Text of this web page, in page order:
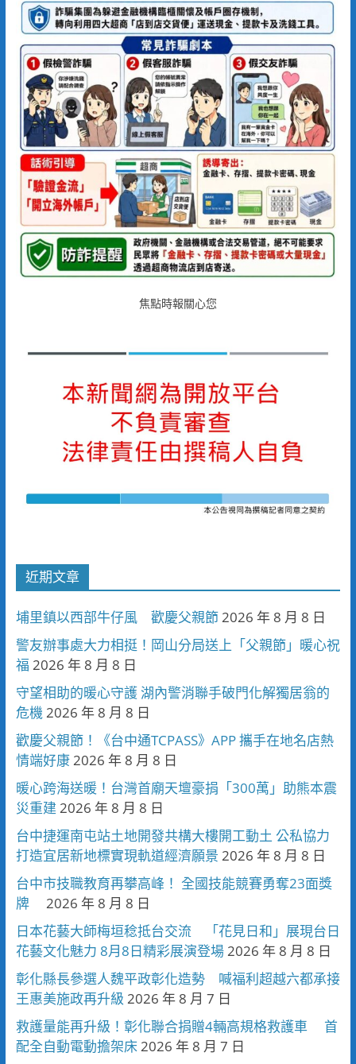
焦點時報關心您
近期文章
埔里鎮以西部牛仔風 歡慶父親節2026 年 8 月 8 日
警友辦事處大力相挺！岡山分局送上「父親節」暖心祝
福 2026 年 8 月 8 日
守望相助的暖心守護 湖內警消聯手破門化解獨居翁的
危機2026 年 8 月 8 日
歡慶父親節！《台中通TCPASS》APP 攜手在地名店熱
情端好康2026 年 8 月 8 日
暖心跨海送暖！台灣首廟天壇豪捐「300萬」助熊本震
災重建 2026 年 8 月 8 日
台中捷運南屯站土地開發共構大樓開工動土 公私協力
打造宜居新地標實現軌道經濟願景 2026 年 8 月 8 日
台中市技職教育再攀高峰！ 全國技能競賽勇奪23面獎
牌
2026 年 8 月 8 日
日本花藝大師梅垣稔抵台交流 「花見日和」展現台日
花藝文化魅力 8月8日精彩展演登場2026 年 8 月 8 日
彰化縣長參選人魏平政彰化造勢 喊福利超越六都承接
王惠美施政再升級 2026 年 8 月 7 日
救護量能再升級！彰化聯合捐贈4輛高規格救護車 首
配全自動電動擔架床2026 年 8 月 7 日